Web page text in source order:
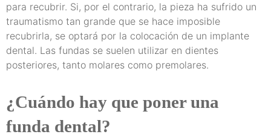
para recubrir. Si, por el contrario, la pieza ha sufrido un
traumatismo tan grande que se hace imposible
recubrirla, se optará por la colocación de un implante
dental. Las fundas se suelen utilizar en dientes
posteriores, tanto molares como premolares.
¿Cuándo hay que poner una
funda dental?